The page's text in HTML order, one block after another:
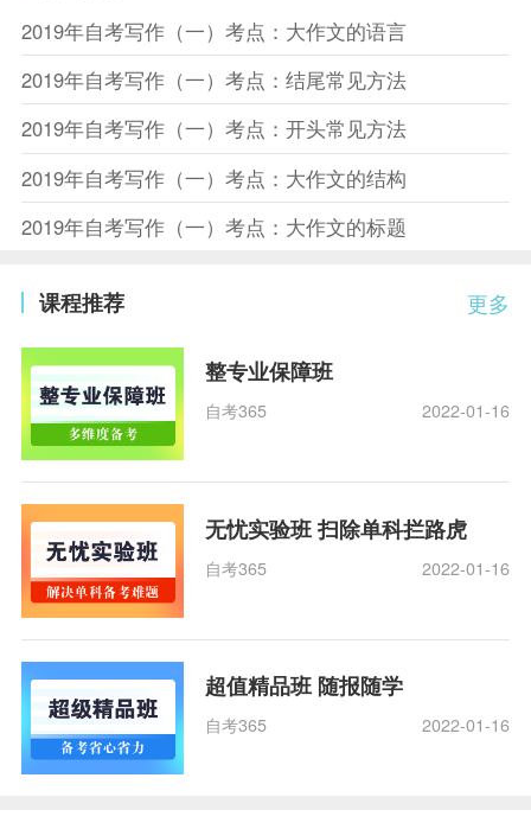
2019年自考写作（一）考点：大作文的语言
2019年自考写作（一）考点：结尾常见方法
2019年自考写作（一）考点：开头常见方法
2019年自考写作（一）考点：大作文的结构
2019年自考写作（一）考点：大作文的标题
更多
课程推荐
整专业保障班
自考365 2022-01-16
无忧实验班 扫除单科拦路虎
自考365 2022-01-16
超值精品班 随报随学
自考365 2022-01-16